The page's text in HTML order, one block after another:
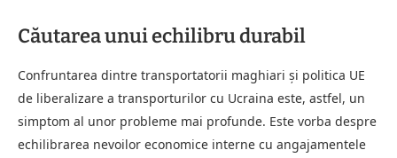
Căutarea unui echilibru durabil
Confruntarea dintre transportatorii maghiari și politica UE
de liberalizare a transporturilor cu Ucraina este, astfel, un
simptom al unor probleme mai profunde. Este vorba despre
echilibrarea nevoilor economice interne cu angajamentele